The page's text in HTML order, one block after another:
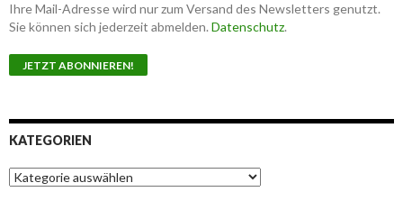
Ihre Mail-Adresse wird nur zum Versand des Newsletters genutzt.
Sie können sich jederzeit abmelden. Datenschutz.
KATEGORIEN
K
a